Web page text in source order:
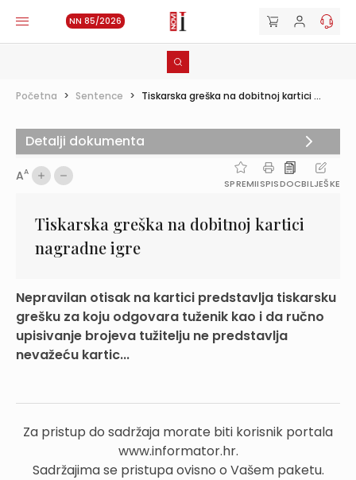
NN 85/2026
Početna > Sentence > Tiskarska greška na dobitnoj kartici ...
AA
SPREMIISPISDOCBILJEŠKE
Tiskarska greška na dobitnoj kartici
nagradne igre
Nepravilan otisak na kartici predstavlja tiskarsku
grešku za koju odgovara tuženik kao i da ručno
upisivanje brojeva tužitelju ne predstavlja
nevažeću kartic...
Za pristup do sadržaja morate biti korisnik portala
www.informator.hr.
Sadržajima se pristupa ovisno o Vašem paketu.
Detalji dokumenta